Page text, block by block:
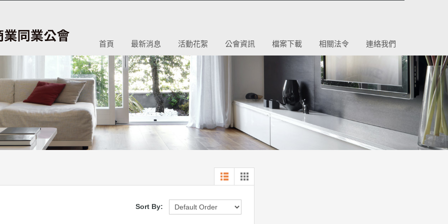
首頁 最新消息 活動花絮 公會資訊 檔案下載 相關法令 連絡我們
Sort By: